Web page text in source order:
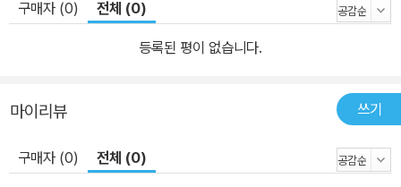
구매자 (0) 전체 (0)
등록된 평이 없습니다.
마이리뷰 쓰기
구매자 (0) 전체 (0)